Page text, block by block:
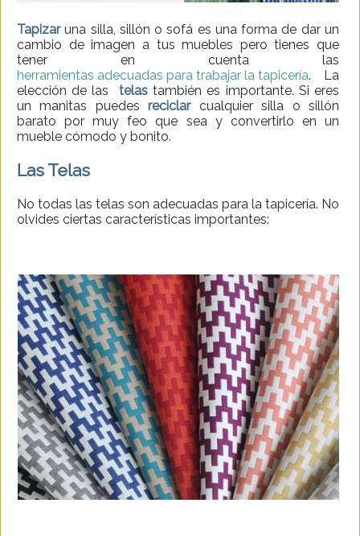
Tapizaruna silla, sillón o sofá es una forma de dar un
cambio de imagen a tus muebles pero tienes que
tener en cuenta las
herramientas adecuadas para trabajar la tapicería. La
elección de las telastambién es importante. Si eres
un manitas puedesreciclarcualquier silla o sillón
barato por muy feo que sea y convertirlo en un
mueble cómodo y bonito.
Las Telas
No todas las telas son adecuadas para la tapicería. No
olvides ciertas características importantes: